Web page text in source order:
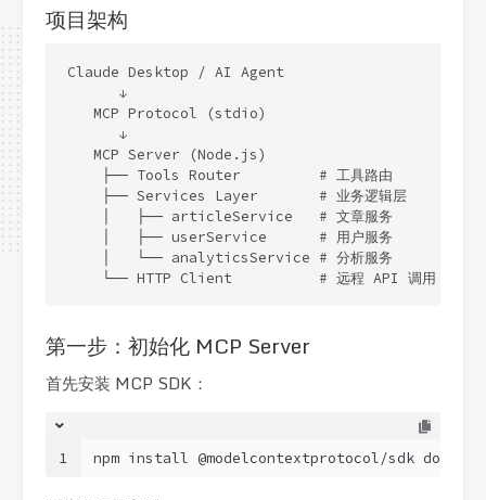
项目架构
Claude Desktop / AI Agent
      ↓
   MCP Protocol (stdio)
      ↓
   MCP Server (Node.js)
    ├── Tools Router         # 工具路由
    ├── Services Layer       # 业务逻辑层
    │   ├── articleService   # 文章服务
    │   ├── userService      # 用户服务
    │   └── analyticsService # 分析服务
    └── HTTP Client          # 远程 API 调用
第一步：初始化 MCP Server
首先安装 MCP SDK：
1 npm install @modelcontextprotocol/sdk dotenv